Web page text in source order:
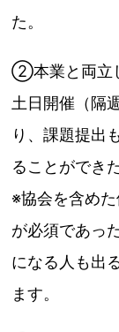
た。
②本業と両立
土日開催（隔
り、課題提出
ることができた
※協会を含め
が必須であっ
になる人も出
ます。